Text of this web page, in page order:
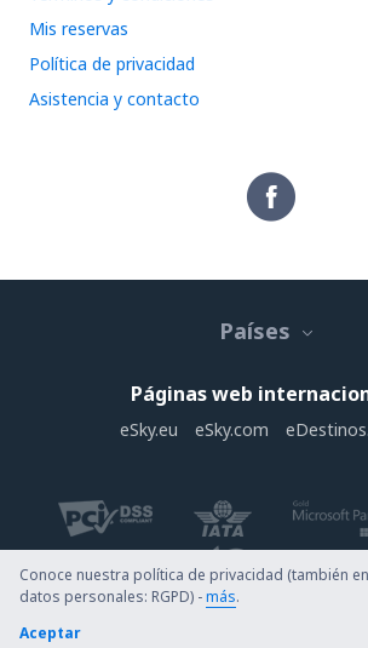
Mis reservas
Política de privacidad
Asistencia y contacto
Países
Páginas web
eSky.eu eSky.com
Copyright © eDestinos.com.pe. Todos los
Conoce nuestra política de privacidad (también
datos personales: RGPD) -más.
Aceptar